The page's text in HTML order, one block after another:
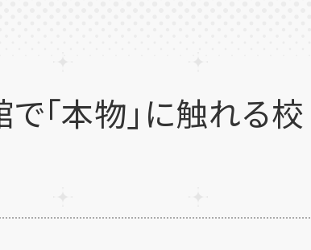
「本物」に触れる校